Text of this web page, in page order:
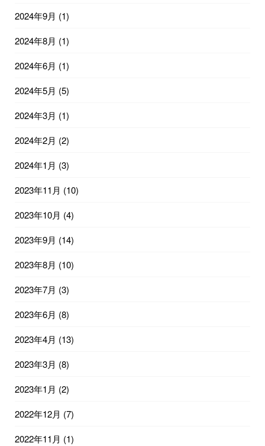
2024年9月 (1)
2024年8月 (1)
2024年6月 (1)
2024年5月 (5)
2024年3月 (1)
2024年2月 (2)
2024年1月 (3)
2023年11月 (10)
2023年10月 (4)
2023年9月 (14)
2023年8月 (10)
2023年7月 (3)
2023年6月 (8)
2023年4月 (13)
2023年3月 (8)
2023年1月 (2)
2022年12月 (7)
2022年11月 (1)